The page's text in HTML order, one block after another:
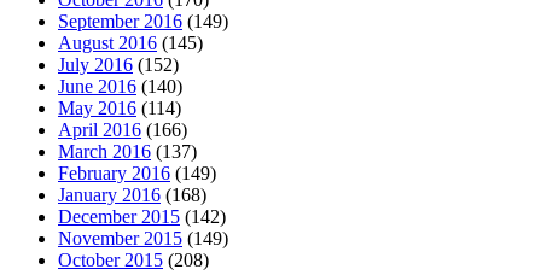
September 2016 (149)
August 2016 (145)
July 2016 (152)
June 2016 (140)
May 2016 (114)
April 2016 (166)
March 2016 (137)
February 2016 (149)
January 2016 (168)
December 2015 (142)
November 2015 (149)
October 2015 (208)